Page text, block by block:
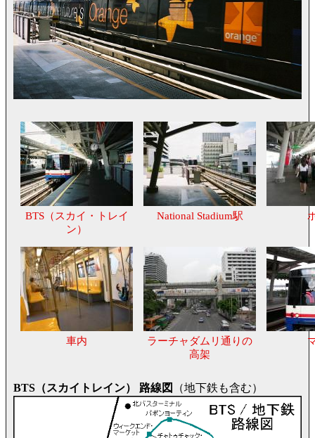
BTS（スカイ・トレイ
ン）
National Stadium駅
車内
ラーチャダムリ通りの
高架
BTS（スカイトレイン） 路線図 （地下鉄も含む）